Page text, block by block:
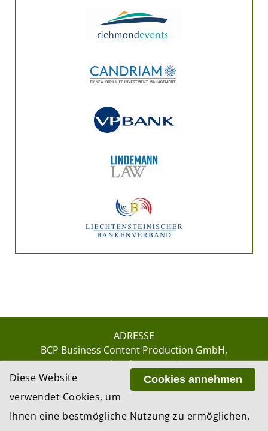
ADRESSE
BCP Business Content Production GmbH
Gotthardstrasse 38
8002 Zürich
© 2026 by BCP Business Content Production
Cookies annehmen
Diese Website
verwendet Cookies, um
Ihnen eine bestmögliche Nutzung zu ermöglichen.